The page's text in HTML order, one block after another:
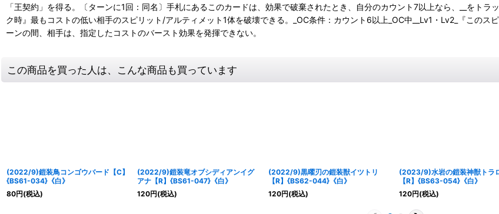
「王契約」を得る。〔ターンに1回：同名〕手札にあるこのカードは、効果で破棄されたとき、自分のカウント7以上なら、__をト
ク時』最もコストの低い相手のスピリット/アルティメット1体を破壊できる。_OC条件：カウント6以上_OC中__Lv1・Lv2_『この
ーンの間、相手は、指定したコストのバースト効果を発揮できない。
この商品を買った人は、こんな商品も買っています
(2022/9)鎧装鳥コンゴウバード【C】
{BS61-034}《白》
80円(税込)
(2022/9)鎧装竜オブシディアンイグ
アナ【R】{BS61-047}《白》
120円(税込)
(2022/9)黒曜刃の鎧装獣イツトリ
【R】{BS62-044}《白》
120円(税込)
(2023/9)水岩の鎧装神獣トラ
【R】{BS63-054}《白》
120円(税込)